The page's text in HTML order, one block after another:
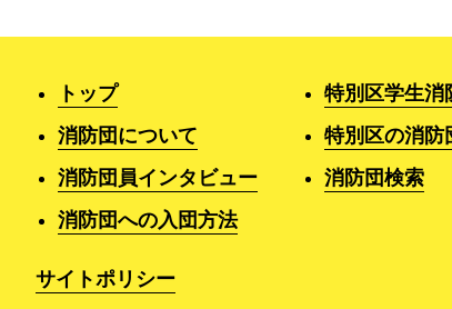
トップ
消防団について
消防団員インタビュー
消防団への入団方法
特別区学生消
特別区の消防
消防団検索
サイトポリシー